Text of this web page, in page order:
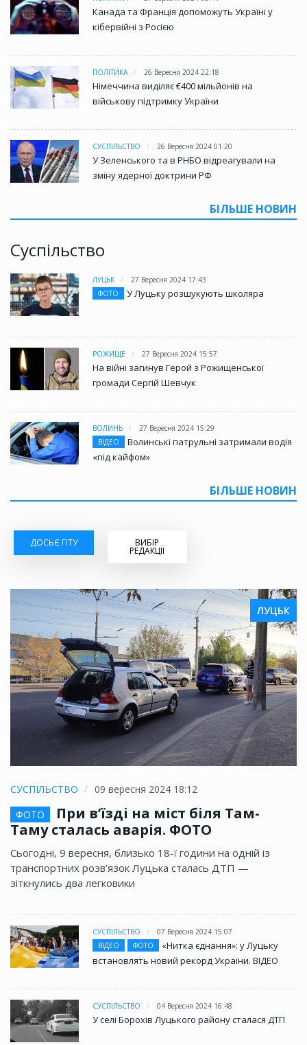
Канада та Франція допоможуть Україні у
кібервійні з Росією
ПОЛІТИКА 26 Вересня 2024 22:18
Німеччина виділяє €400 мільйонів на
військову підтримку України
СУСПІЛЬСТВО 26 Вересня 2024 01:20
У Зеленського та в РНБО відреагували на
зміну ядерної доктрини РФ
БІЛЬШЕ НОВИН
Суспільство
ЛУЦЬК
27 Вересня 2024 17:43
ФОТО
У Луцьку розшукують школяра
РОЖИЩЕ 27 Вересня 2024 15:57
На війні загинув Герой з Рожищенської
громади Сергій Шевчук
ВОЛИНЬ
27 Вересня 2024 15:29
ВІДЕО
Волинські патрульні затримали водія
«під кайфом»
БІЛЬШЕ НОВИН
ДОСЬЄ ГІТУ ВИБІР
РЕДАКЦІЇ
ЛУЦЬК
СУСПІЛЬСТВО
09 вересня 2024 18:12
ФОТО
При в’їзді на міст біля Там-
Таму сталась аварія. ФОТО
Сьогодні, 9 вересня, близько 18-ї години на одній із
транспортних розв’язок Луцька сталась ДТП —
зіткнулись два легковики
СУСПІЛЬСТВО
07 Вересня 2024 15:07
ВІДЕО
ФОТО
«Нитка єднання»: у Луцьку
встановлять новий рекорд України. ВІДЕО
СУСПІЛЬСТВО 04 Вересня 2024 16:48
У селі Борохів Луцького району сталася ДТП